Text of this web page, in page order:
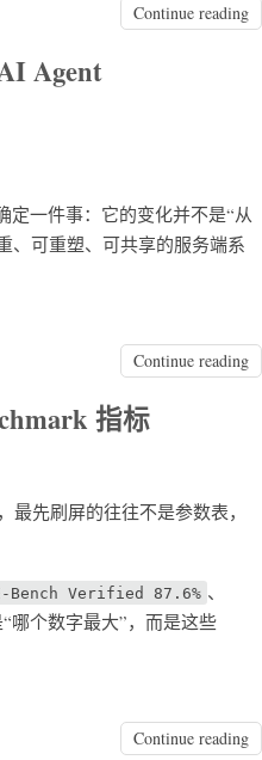
Continue reading
Agent
一件事：它的变化并不是“从
、可重塑、可共享的服务端系
Continue reading
指标
最先刷屏的往往不是参数表，
Bench Verified 87.6% 、
哪个数字最大”，而是这些
Continue reading